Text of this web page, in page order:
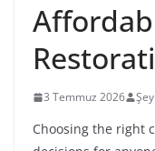
3 Temmuz 2026
Choosing the right